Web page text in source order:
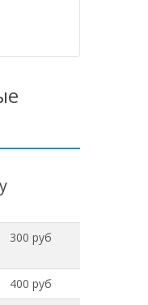
300 руб
400 руб